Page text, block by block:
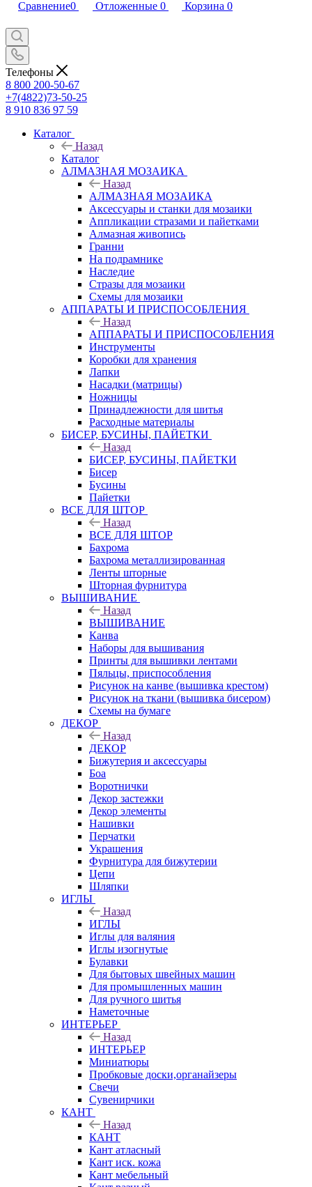
Сравнение0 Отложенные 0 Корзина 0
Телефоны
8 800 200-50-67
+7(4822)73-50-25
8 910 836 97 59
Каталог
Назад
Каталог
АЛМАЗНАЯ МОЗАИКА
Назад
АЛМАЗНАЯ МОЗАИКА
Аксессуары и станки для мозаики
Аппликации стразами и пайетками
Алмазная живопись
Гранни
На подрамнике
Наследие
Стразы для мозаики
Схемы для мозаики
АППАРАТЫ И ПРИСПОСОБЛЕНИЯ
Назад
АППАРАТЫ И ПРИСПОСОБЛЕНИЯ
Инструменты
Коробки для хранения
Лапки
Насадки (матрицы)
Ножницы
Принадлежности для шитья
Расходные материалы
БИСЕР, БУСИНЫ, ПАЙЕТКИ
Назад
БИСЕР, БУСИНЫ, ПАЙЕТКИ
Бисер
Бусины
Пайетки
ВСЕ ДЛЯ ШТОР
Назад
ВСЕ ДЛЯ ШТОР
Бахрома
Бахрома металлизированная
Ленты шторные
Шторная фурнитура
ВЫШИВАНИЕ
Назад
ВЫШИВАНИЕ
Канва
Наборы для вышивания
Принты для вышивки лентами
Пяльцы, приспособления
Рисунок на канве (вышивка крестом)
Рисунок на ткани (вышивка бисером)
Схемы на бумаге
ДЕКОР
Назад
ДЕКОР
Бижутерия и аксессуары
Боа
Воротнички
Декор застежки
Декор элементы
Нашивки
Перчатки
Украшения
Фурнитура для бижутерии
Цепи
Шляпки
ИГЛЫ
Назад
ИГЛЫ
Иглы для валяния
Иглы изогнутые
Булавки
Для бытовых швейных машин
Для промышленных машин
Для ручного шитья
Наметочные
ИНТЕРЬЕР
Назад
ИНТЕРЬЕР
Миниатюры
Пробковые доски,органайзеры
Свечи
Сувенирчики
КАНТ
Назад
КАНТ
Кант атласный
Кант иск. кожа
Кант мебельный